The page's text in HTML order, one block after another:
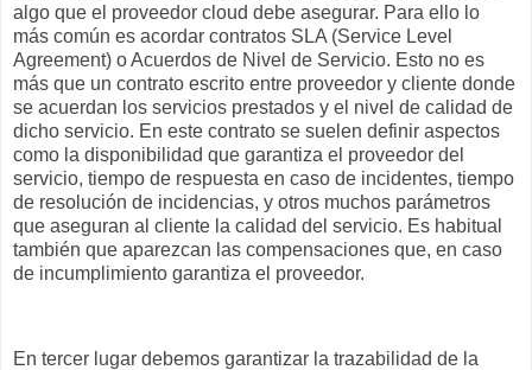
algo que el proveedor cloud debe asegurar. Para ello lo
más común es acordar contratos SLA (Service Level
Agreement) o Acuerdos de Nivel de Servicio. Esto no es
más que un contrato escrito entre proveedor y cliente donde
se acuerdan los servicios prestados y el nivel de calidad de
dicho servicio. En este contrato se suelen definir aspectos
como la disponibilidad que garantiza el proveedor del
servicio, tiempo de respuesta en caso de incidentes, tiempo
de resolución de incidencias, y otros muchos parámetros
que aseguran al cliente la calidad del servicio. Es habitual
también que aparezcan las compensaciones que, en caso
de incumplimiento garantiza el proveedor.
En tercer lugar debemos garantizar la trazabilidad de la